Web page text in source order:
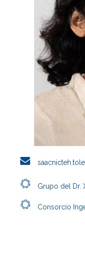
Grupo del Dr.
Consorcio